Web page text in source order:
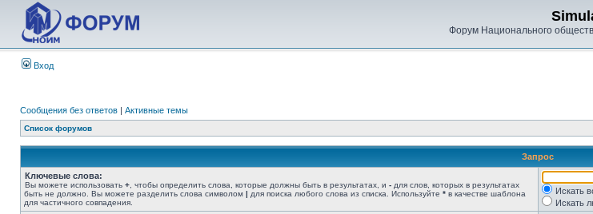
Форум Национального
Вход
Сообщения без ответов | Активные темы
Список форумов
Запрос
Ключевые слова:
Вы можете использовать + , чтобы определить слова, которые должны быть в результатах, и - для слов, которых в результатах
быть не должно. Вы можете разделить слова символом | для поиска любого слова из списка. Используйте * в качестве шаблона
для частичного совпадения.
Искать
Искать